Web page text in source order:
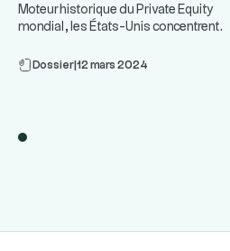
Moteur historique du Private Equity
mondial, les États-Unis concentrent
Dossier 12 mars 2024